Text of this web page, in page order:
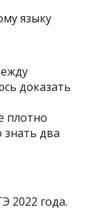
языку
доказать
плотно
два
2022 года.